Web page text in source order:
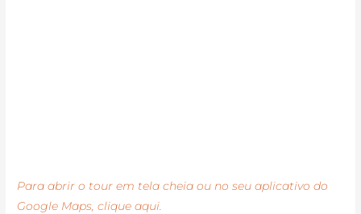
Para abrir o tour em tela cheia ou no seu aplicativo do
Google Maps, clique aqui.